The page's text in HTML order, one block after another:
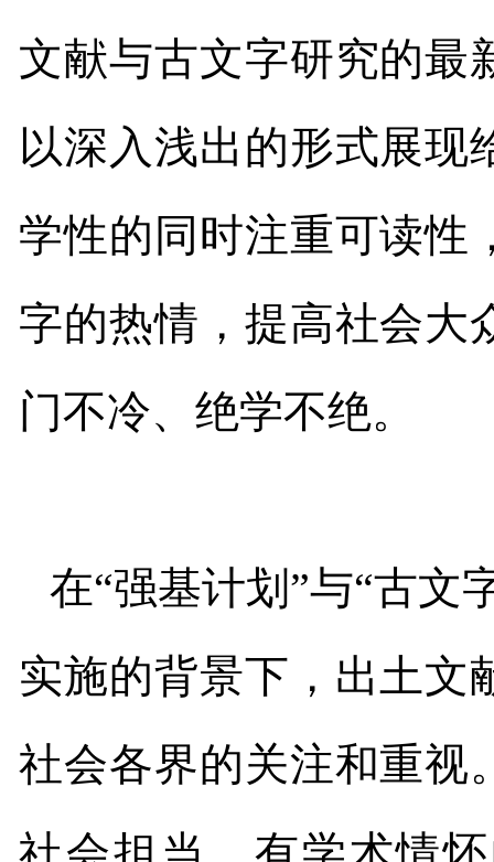
文献与古文字研究的最
以深入浅出的形式展现
学性的同时注重可读性
字的热情，提高社会大
门不冷、绝学不绝。
在“强基计划”与“古文
实施的背景下，出土文
社会各界的关注和重视